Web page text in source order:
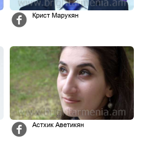
Крист Марукян
Астхик Аветикян